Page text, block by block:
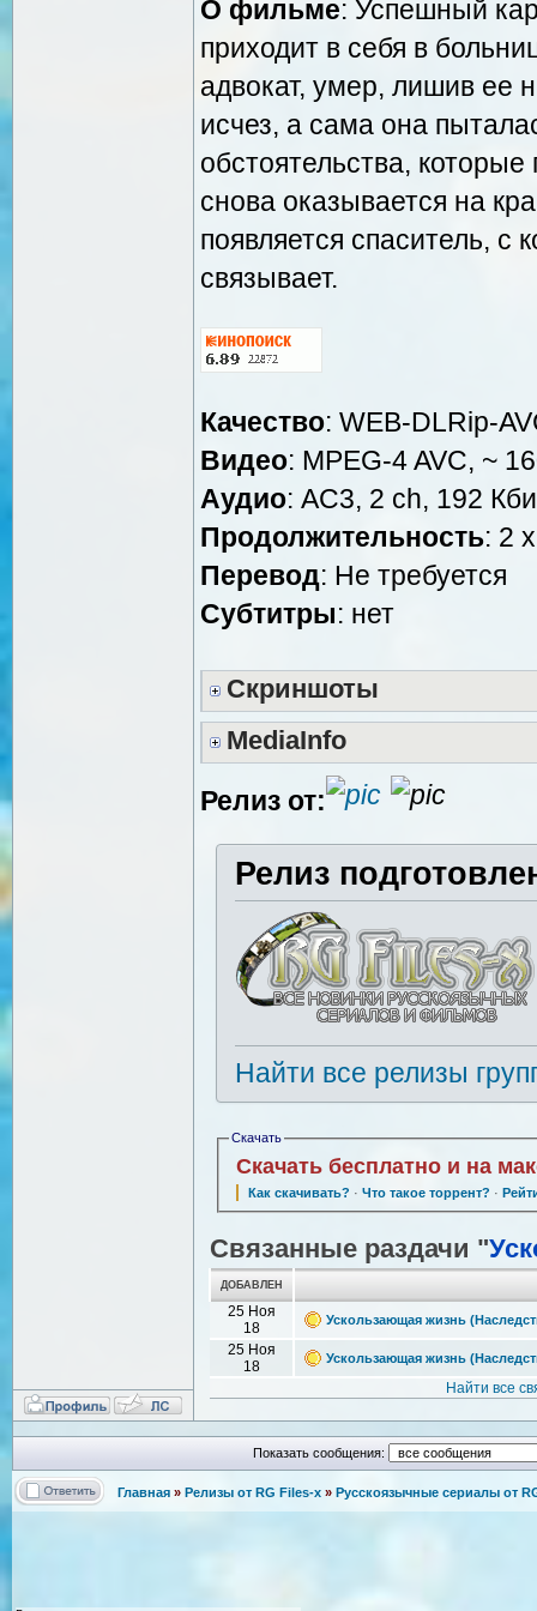
О фильме: Успешный
приходит в себя в
адвокат, умер, лишив ее
исчез, а сама она
обстоятельства,
снова оказывается на
появляется спаситель,
связывает.
Качество: WEB-DLRip-
Видео: MPEG-4 AVC, ~
Аудио: AC3, 2 ch, 192
Продолжительность: 2
Перевод: Не требуется
Cубтитры: нет
Скриншоты
MediaInfo
Релиз от:
Релиз
Найти все релизы
Скачать
Скачать бесплатно и на
Как скачивать? · Что такое торрент? ·
Связанные раздачи "
ДОБАВЛЕН
25 Ноя
18
Ускользающая жизнь
25 Ноя
18
Ускользающая жизнь
Найти все
Показать сообщения:
Главная » Релизы от RG Files-x » Русскоязычные сериалы от